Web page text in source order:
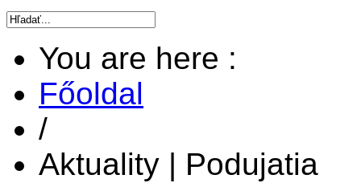
You are here :
Főoldal
/
Aktuality | Podujatia